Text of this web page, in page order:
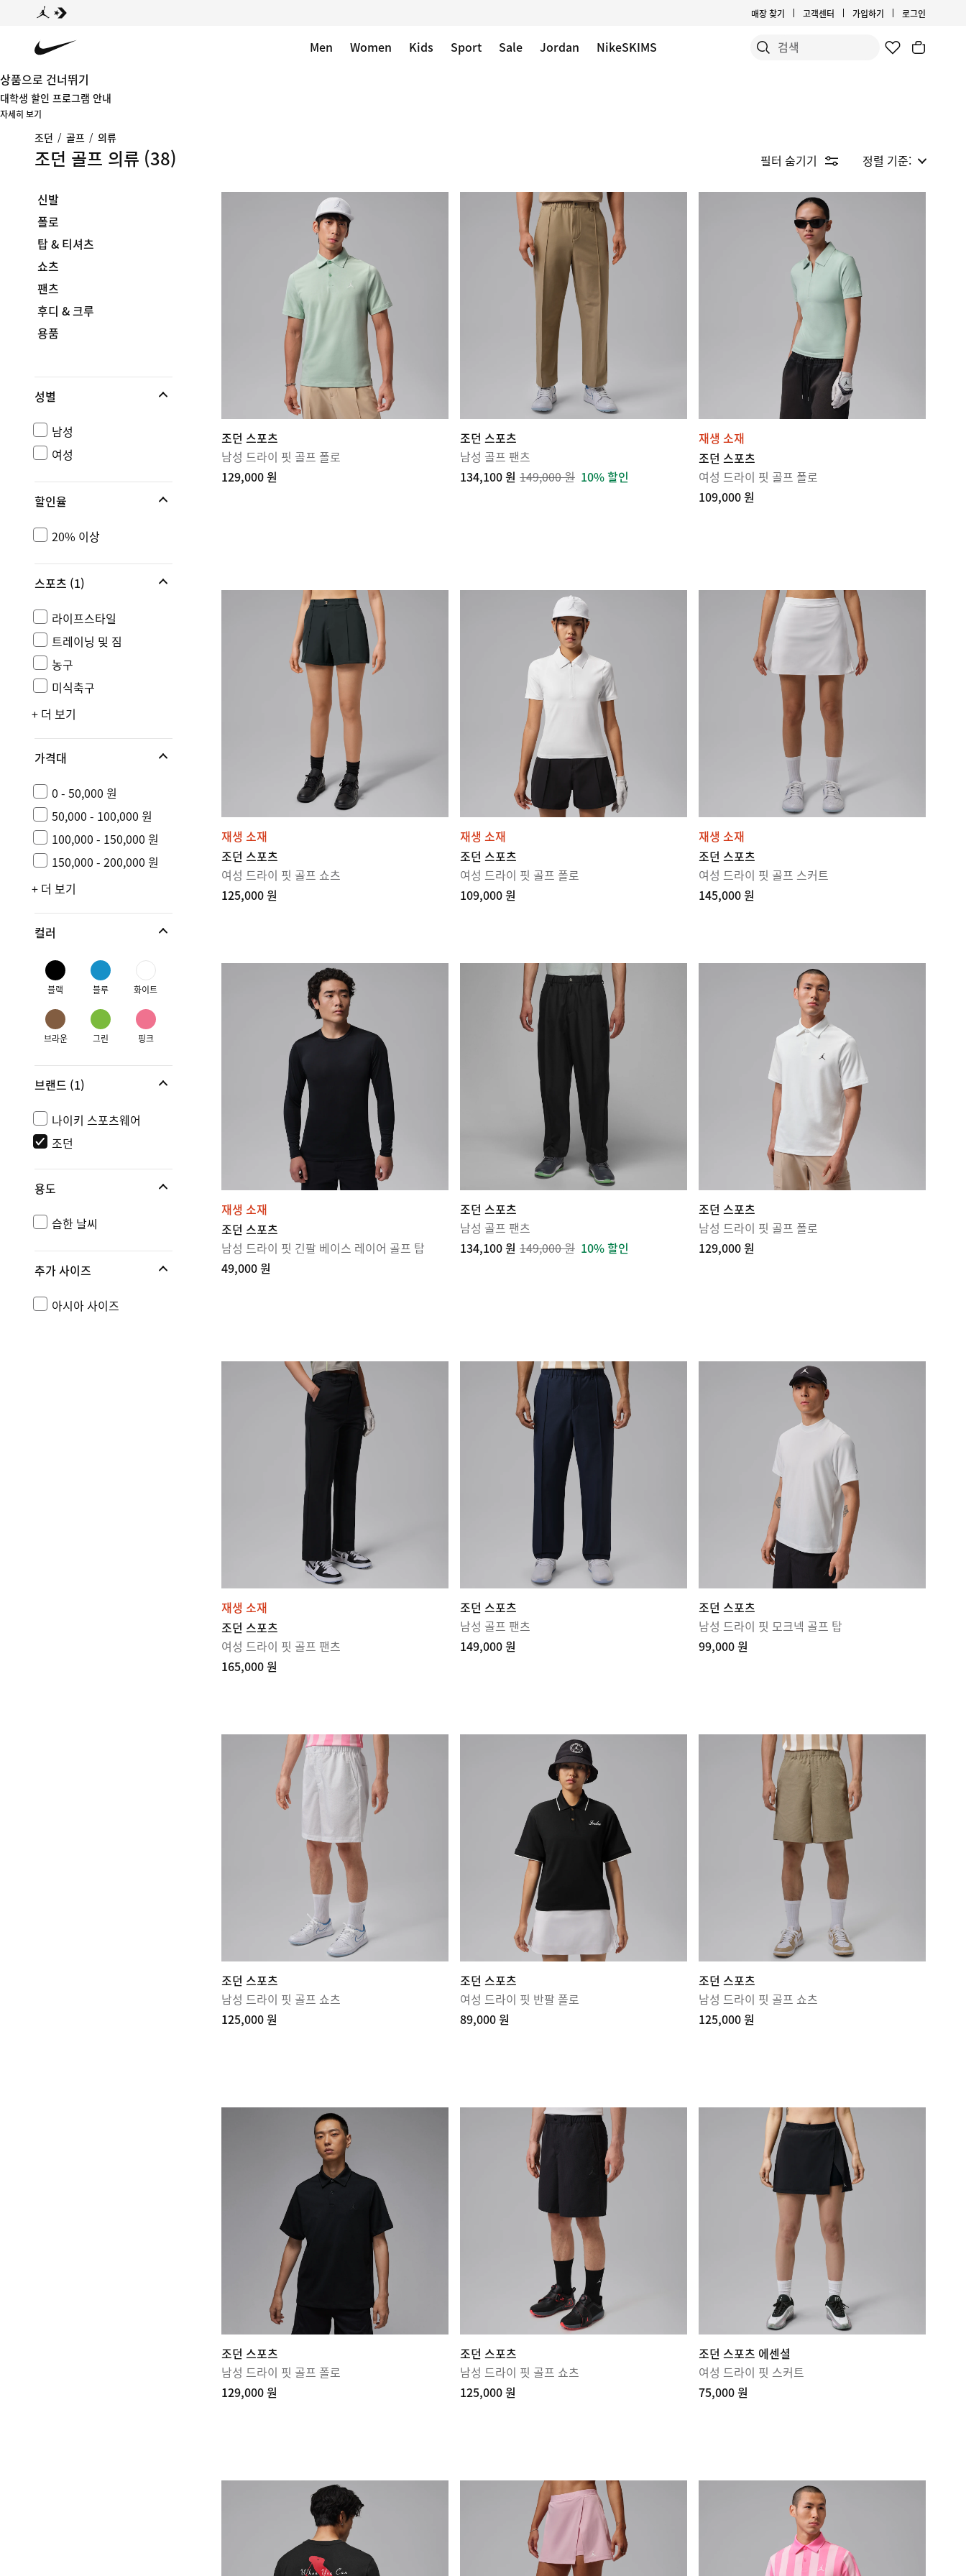
매장 찾기 고객센터 가입하기 로그인
Men Women Kids Sport Sale Jordan
NikeSKIMS
상품으로 건너뛰기
대학생 할인 프로그램 안내
자세히 보기
조던 / 골프 / 의류
조던 골프 의류 (38) 필터 숨기기 정렬 기준:
신발
폴로
탑 & 티셔츠
쇼츠
팬츠
후디 & 크루
용품
성별
남성
여성
할인율
20% 이상
스포츠 (1)
라이프스타일
트레이닝 및 짐
농구
미식축구
+ 더 보기
가격대
0 - 50,000 원
50,000 - 100,000 원
100,000 - 150,000 원
150,000 - 200,000 원
+ 더 보기
컬러
블랙 블루 화이트
브라운 그린 핑크
브랜드 (1)
나이키 스포츠웨어
조던
용도
습한 날씨
추가 사이즈
아시아 사이즈
조던 스포츠
남성 드라이 핏 골프 폴로
129,000 원
조던 스포츠
남성 골프 팬츠
134,100 원 149,000 원 10% 할인
재생 소재
조던 스포츠
여성 드라이 핏 골프 폴로
109,000 원
재생 소재
조던 스포츠
여성 드라이 핏 골프 쇼츠
125,000 원
재생 소재
조던 스포츠
여성 드라이 핏 골프 폴로
109,000 원
재생 소재
조던 스포츠
여성 드라이 핏 골프 스커트
145,000 원
재생 소재
조던 스포츠
남성 드라이 핏 긴팔 베이스 레이어 골프 탑
49,000 원
조던 스포츠
남성 골프 팬츠
134,100 원 149,000 원 10% 할인
조던 스포츠
남성 드라이 핏 골프 폴로
129,000 원
재생 소재
조던 스포츠
여성 드라이 핏 골프 팬츠
165,000 원
조던 스포츠
남성 골프 팬츠
149,000 원
조던 스포츠
남성 드라이 핏 모크넥 골프 탑
99,000 원
조던 스포츠
남성 드라이 핏 골프 쇼츠
125,000 원
조던 스포츠
여성 드라이 핏 반팔 폴로
89,000 원
조던 스포츠
남성 드라이 핏 골프 쇼츠
125,000 원
조던 스포츠
남성 드라이 핏 골프 폴로
129,000 원
조던 스포츠
남성 드라이 핏 골프 쇼츠
125,000 원
조던 스포츠 에센셜
여성 드라이 핏 스커트
75,000 원